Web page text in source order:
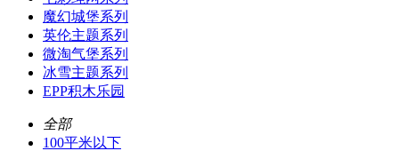
魔幻城堡系列
英伦主题系列
微淘气堡系列
冰雪主题系列
EPP积木乐园
全部
100平米以下